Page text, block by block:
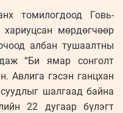
томилогдоод Говь-
мөрдөгчөөр
албан тушаалтны
“Би ямар сонголт
Авлига гэсэн ганцхан
шалгаад байна
22 дугаар бүлэгт